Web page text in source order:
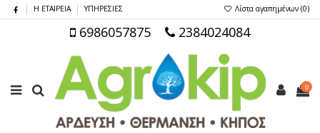
Η ΕΤΑΙΡΕΙΑ ΥΠΗΡΕΣΙΕΣ Λίστα αγαπημένων (0)
6986057875 2384024084
0